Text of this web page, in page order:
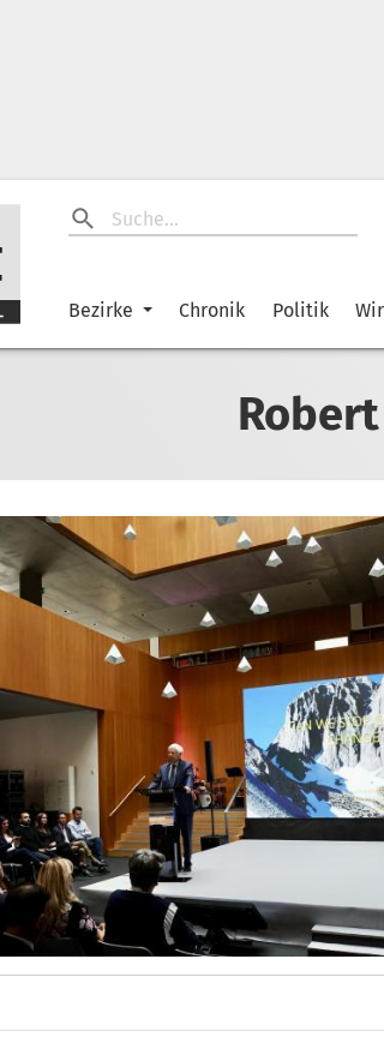
Bezirke Chronik Politik
Robert